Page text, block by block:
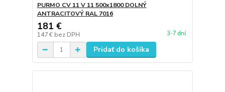
PURMO CV 11 V 11 500x1800 DOLNÝ
ANTRACITOVÝ RAL 7016
181 €
147 € bez DPH 3-7 dní
Pridať do košíka